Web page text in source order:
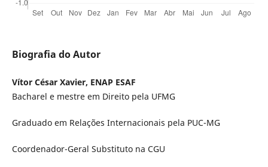
Biografia do Autor
Vítor César Xavier, ENAP ESAF
Bacharel e mestre em Direito pela UFMG
Graduado em Relações Internacionais pela PUC-MG
Coordenador-Geral Substituto na CGU